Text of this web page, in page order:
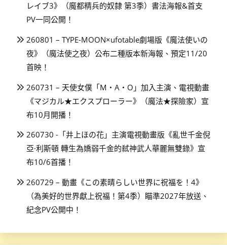
レイブ3》（魔都精兵的奴隸 第3季）書法海報&首支
PV一同公開！
260801 – TYPE-MOON×ufotable劇場版《魔法使いの
夜》（魔法使之夜）公布二種版本新海報、預定11/20
首映！
260731 – 天使女僕「M・A・O」加入主演、電視動畫
《マジカル★エクスプローラー》（魔法★探險家）宣
布10月開播！
260730 -「井上ほの花」主演電視動畫版《亂世千金倪
亞·利斯頓 轉生為嬌弱千金的弒神武人華麗無雙錄》宣
布10/6首播！
260729 – 動畫《この素晴らしい世界に祝福を！4》
（為美好的世界獻上祝福！第4季）瞄準2027年放送、
紀念PV公開中！